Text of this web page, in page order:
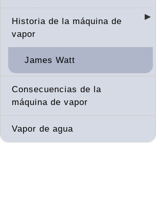
Historia de la máquina de
vapor
James Watt
Consecuencias de la
máquina de vapor
Vapor de agua